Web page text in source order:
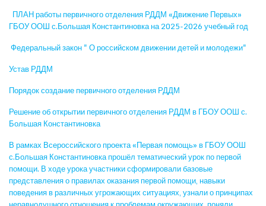
ПЛАН работы первичного отделения РДДМ «Движение Первых»
ГБОУ ООШ с.Большая Константиновка на 2025-2026 учебный год
Федеральный закон " О российском движении детей и молодежи"
Устав РДДМ
Порядок создание первичного отделения РДДМ
Решение об открытии первичного отделения РДДМ в ГБОУ ООШ с.
Большая Константиновка
В рамках Всероссийского проекта «Первая помощь» в ГБОУ ООШ
с.Большая Константиновка прошёл тематический урок по первой
помощи. В ходе урока участники сформировали базовые
представления о правилах оказания первой помощи, навыки
поведения в различных угрожающих ситуациях, узнали о принципах